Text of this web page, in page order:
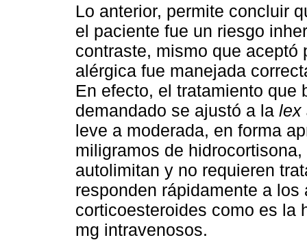
Lo anterior, permite concluir
el paciente fue un riesgo
contraste, mismo que
alérgica fue manejada
En efecto, el tratamiento que
demandado se ajustó a la lex
leve a moderada, en forma
miligramos de
autolimitan y no requieren
responden rápidamente a
corticoesteroides como es la
mg intravenosos.